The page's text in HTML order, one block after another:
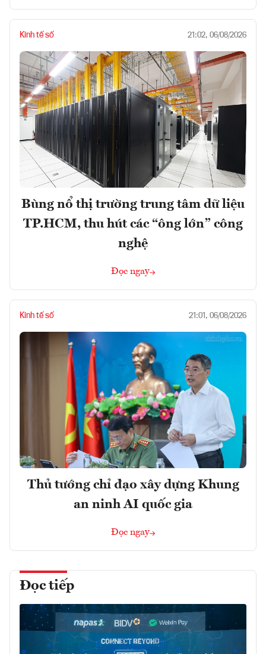
Kinh tế số 21:02, 06/08/2026
Bùng nổ thị trường trung tâm dữ liệu
TP.HCM, thu hút các “ông lớn” công
nghệ
Đọc ngay
Kinh tế số 21:01, 06/08/2026
Thủ tướng chỉ đạo xây dựng Khung
an ninh AI quốc gia
Đọc ngay
Đọc tiếp